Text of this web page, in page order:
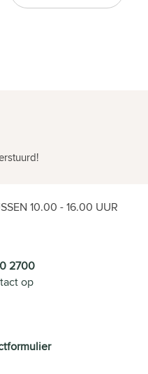
10.00 - 16.00 UUR
2700
op